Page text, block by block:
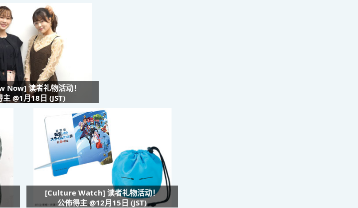
读者礼物活动！
主 @1月18日 (JST)
[Culture Watch] 读者礼物活动！
公佈得主 @12月15日 (JST)